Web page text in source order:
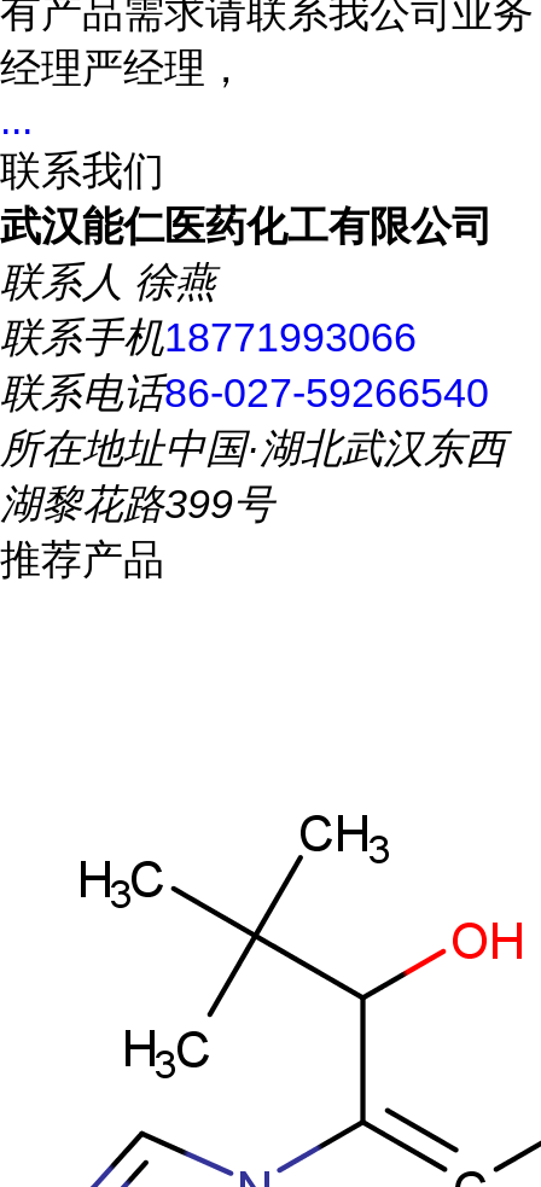
有产品需求请联系我公司业务
经理严经理，
...
联系我们
武汉能仁医药化工有限公司
联系人 徐燕
联系手机18771993066
联系电话86-027-59266540
所在地址中国·湖北武汉东西
湖黎花路399号
推荐产品